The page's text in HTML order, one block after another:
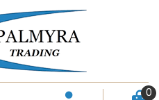
0